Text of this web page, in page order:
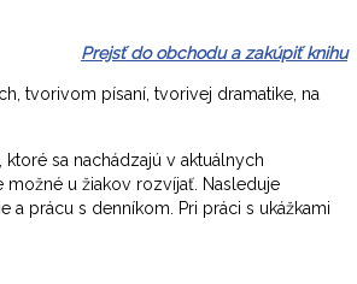
Prejsť do obchodu a zakúpiť knihu
tvorivom písaní, tvorivej dramatike, na
sa nachádzajú v aktuálnych
u žiakov rozvíjať. Nasleduje
prácu s denníkom. Pri práci s ukážkami